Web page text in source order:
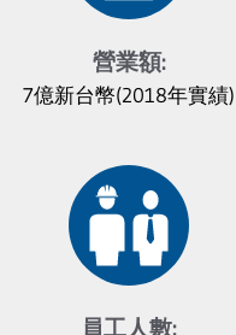
營業額:
7億新台幣(2018年實績)
員工人數: